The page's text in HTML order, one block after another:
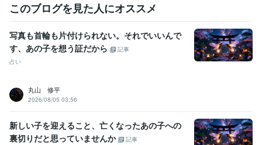
このブログを見た人にオススメ
写真も首輪も片付けられない。それでいいんで
す、あの子を想う証だから
記事
占い
丸山 修平
2026/08/05 03:56
新しい子を迎えること、亡くなったあの子への
裏切りだと思っていませんか
記事